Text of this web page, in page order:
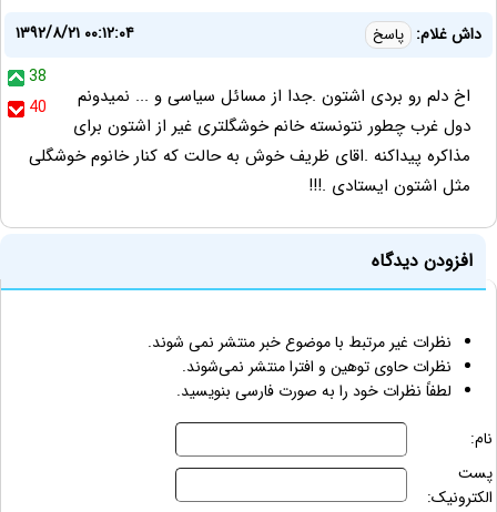
داش غلام: پاسخ
۱۳۹۲/۸/۲۱ ۰۰:۱۲:۰۴
38
40
اخ دلم رو بردی اشتون .جدا از مسائل سیاسی و ... نمیدونم
دول غرب چطور نتونسته خانم خوشگلتری غیر از اشتون برای
مذاکره پیداکنه .اقای ظریف خوش به حالت که کنار خانوم خوشگلی
مثل اشتون ایستادی .!!!
افزودن دیدگاه
نظرات غیر مرتبط با موضوع خبر منتشر نمی شوند.
نظرات حاوی توهین و افترا منتشر نمی‌شوند.
لطفاً نظرات خود را به صورت فارسی بنویسید.
نام:
پست
الکترونیک: